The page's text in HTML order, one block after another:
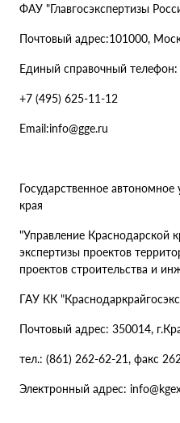
ФАУ "Главгосэкспертизы
Почтовый адрес:101000,
Единый справочный телефон:
+7 (495) 625-11-12
Email:info@gge.ru
Государственное
края
"Управление Краснодарской
экспертизы проектов
проектов строительства и
ГАУ КК
Почтовый адрес: 350014,
тел.: (861) 262-62-21, факс
Электронный адрес: